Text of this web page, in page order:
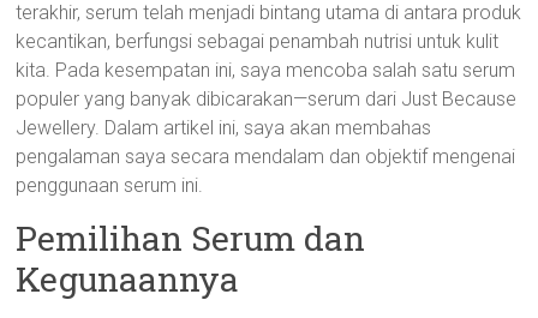
terakhir, serum telah menjadi bintang utama di antara produk
kecantikan, berfungsi sebagai penambah nutrisi untuk kulit
kita. Pada kesempatan ini, saya mencoba salah satu serum
populer yang banyak dibicarakan—serum dari Just Because
Jewellery. Dalam artikel ini, saya akan membahas
pengalaman saya secara mendalam dan objektif mengenai
penggunaan serum ini.
Pemilihan Serum dan
Kegunaannya